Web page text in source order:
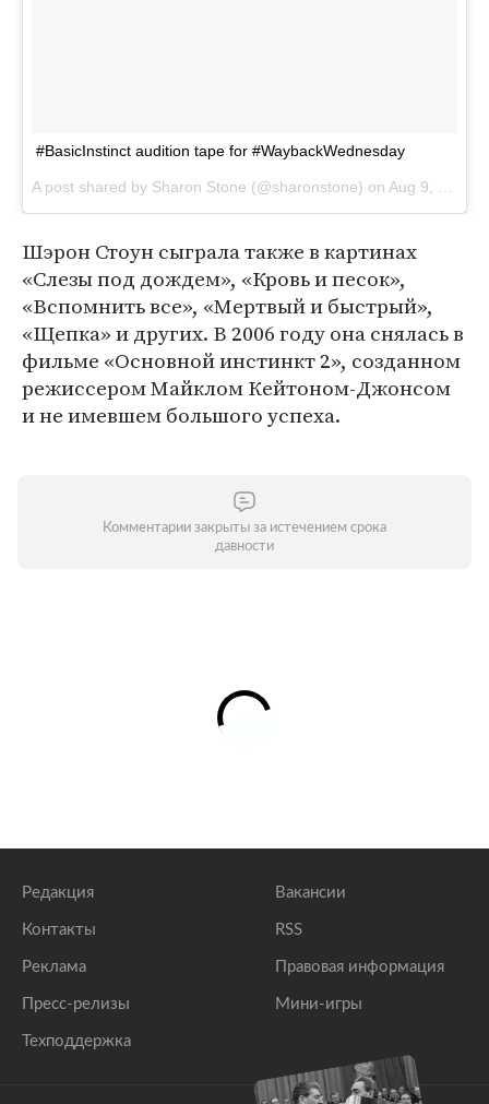
#BasicInstinct audition tape for #WaybackWednesday
A post shared by Sharon Stone (@sharonstone) on Aug 9, 2017 at 4:12pm PDT
Шэрон Стоун сыграла также в картинах
«Слезы под дождем», «Кровь и песок»,
«Вспомнить все», «Мертвый и быстрый»,
«Щепка» и других. В 2006 году она снялась в
фильме «Основной инстинкт 2», созданном
режиссером Майклом Кейтоном-Джонсом
и не имевшем большого успеха.
Комментарии закрыты за истечением срока
давности
Редакция
Контакты
Реклама
Пресс-релизы
Техподдержка
Вакансии
RSS
Правовая информация
Мини-игры